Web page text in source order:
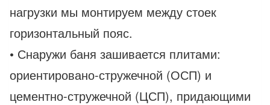
нагрузки мы монтируем между стоек
горизонтальный пояс.
• Снаружи баня зашивается плитами:
ориентировано-стружечной (ОСП) и
цементно-стружечной (ЦСП), придающими